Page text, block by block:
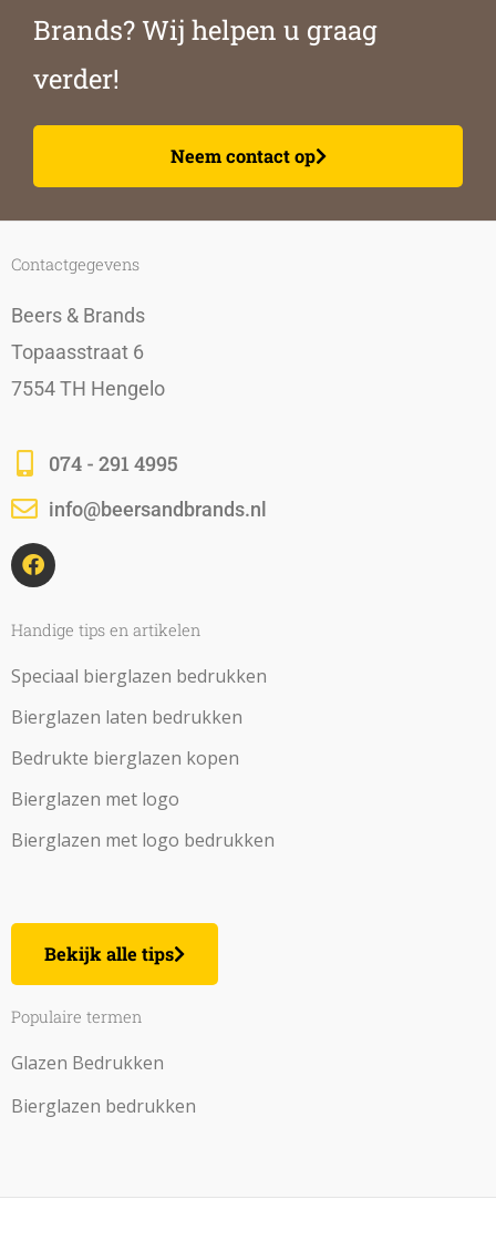
Brands? Wij helpen u graag
verder!
Neem contact op
Contactgegevens
Beers & Brands
Topaasstraat 6
7554 TH Hengelo
074 - 291 4995
info@beersandbrands.nl
F
a
c
b
o
Handige tips en artikelen
Speciaal bierglazen bedrukken
Bierglazen laten bedrukken
Bedrukte bierglazen kopen
Bierglazen met logo
Bierglazen met logo bedrukken
Bekijk alle tips
Populaire termen
Glazen Bedrukken
Bierglazen bedrukken